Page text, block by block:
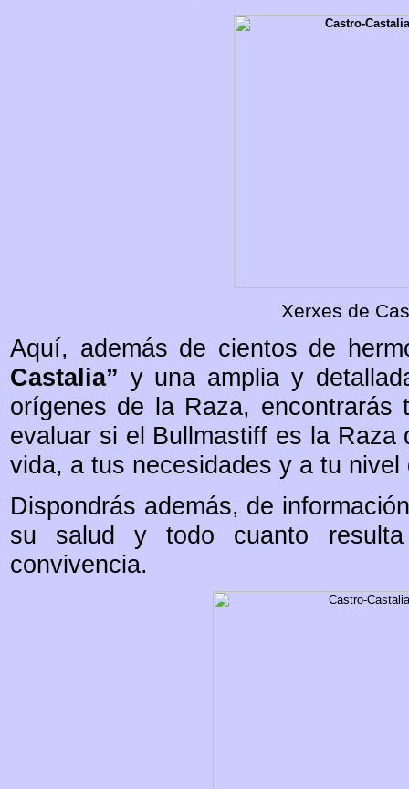
Xerxes de
Aquí, además de cientos de
Castalia” y una amplia y
orígenes de la Raza,
evaluar si el Bullmastiff es la
vida, a tus necesidades y a tu nivel
Dispondrás además, de
su salud y todo cuanto
convivencia.